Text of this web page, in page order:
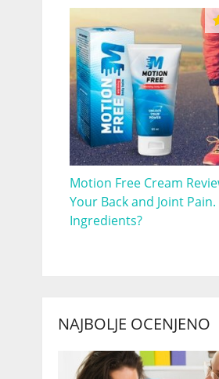
Motion Free Cream
Your Back and Joint Pain.
Ingredients?
NAJBOLJE OCENJENO